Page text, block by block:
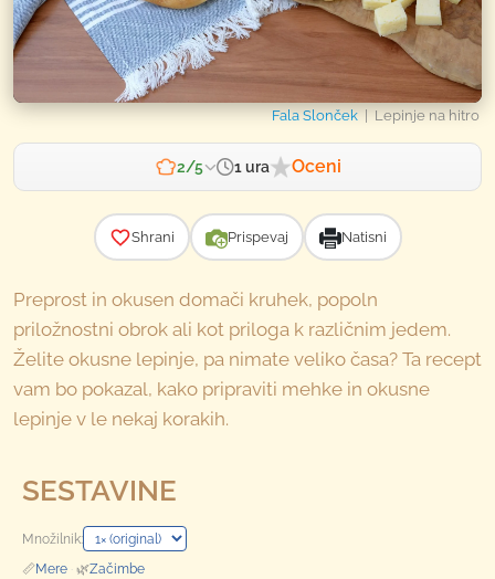
Fala Slonček | Lepinje na hitro
2/5 1 ura Oceni
Shrani Prispevaj Natisni
Preprost in okusen domači kruhek, popoln
priložnostni obrok ali kot priloga k različnim jedem.
Želite okusne lepinje, pa nimate veliko časa? Ta recept
vam bo pokazal, kako pripraviti mehke in okusne
lepinje v le nekaj korakih.
SESTAVINE
Množilnik:
📏Mere · 🌿Začimbe